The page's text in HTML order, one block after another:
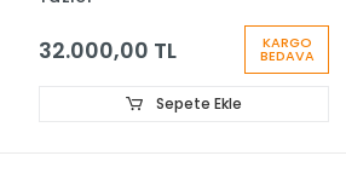
32.000,00 TL KARGO
BEDAVA
Sepete Ekle